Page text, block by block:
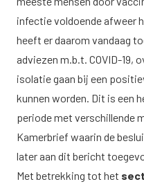
infectie voldoende afweer
heeft er daarom vandaag
adviezen m.b.t. COVID-19,
isolatie gaan bij een
kunnen worden. Dit is een
periode met verschillende
Kamerbrief waarin de
later aan dit bericht
Met betrekking tot het